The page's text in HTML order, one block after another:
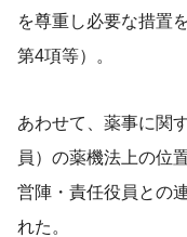
を尊重し必要な措置
第4項等）。
あわせて、薬事に関
員）の薬機法上の位
営陣・責任役員との
れた。